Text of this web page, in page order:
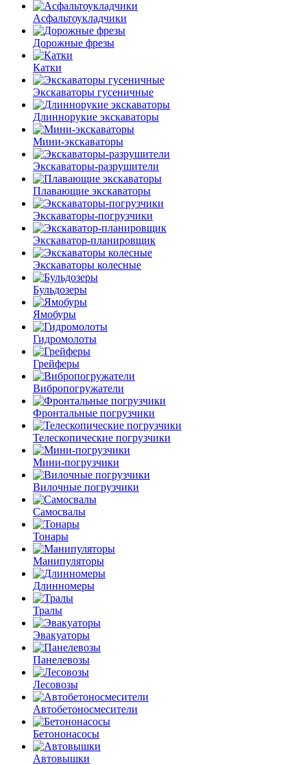
Асфальто­укладчики
Дорожные фрезы
Катки
Экскаваторы гусеничные
Длиннорукие экскаваторы
Мини-экскаваторы
Экскаваторы-разрушители
Плавающие экскаваторы
Экскаваторы-погрузчики
Экскаватор-планировщик
Экскаваторы колесные
Бульдозеры
Ямобуры
Гидромолоты
Грейферы
Вибро­погружатели
Фронтальные погрузчики
Телескопические погрузчики
Мини-погрузчики
Вилочные погрузчики
Самосвалы
Тонары
Манипуляторы
Длинномеры
Тралы
Эвакуаторы
Панелевозы
Лесовозы
Автобетоно­смесители
Бетононасосы
Автовышки